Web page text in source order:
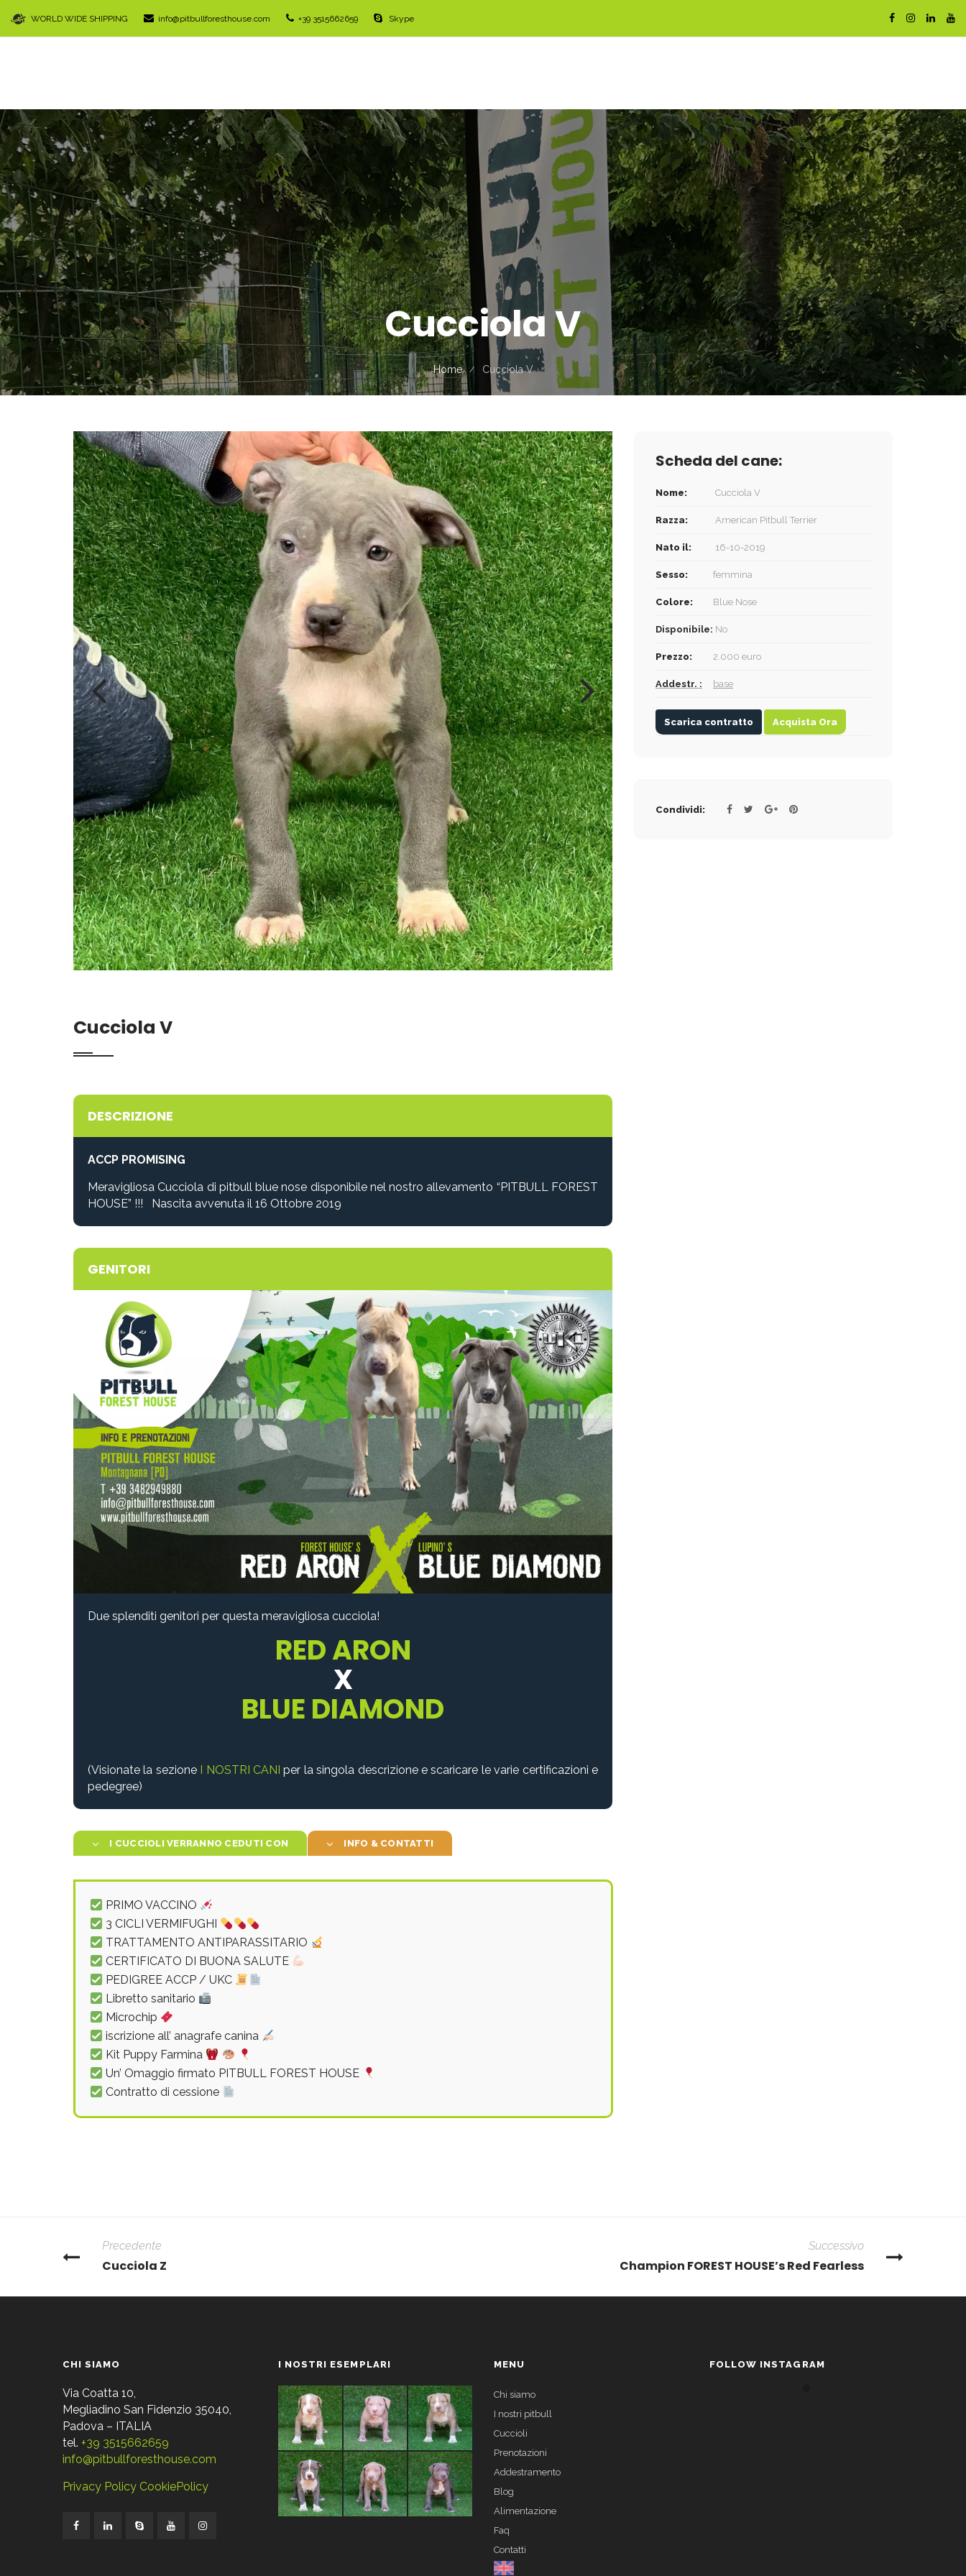
WORLD WIDE SHIPPING info@pitbullforesthouse.com +39 3515662659 Skype
Cucciola V
Home Cucciola V
Scheda del cane:
Nome: Cucciola V
Razza: American Pitbull Terrier
Nato il: 16-10-2019
Sesso: femmina
Colore: Blue Nose
Disponibile: No
Prezzo: 2.000 euro
Addestr. : base
Scarica contratto Acquista Ora
Condividi:
Cucciola V
DESCRIZIONE
ACCP PROMISING
Meravigliosa Cucciola di pitbull blue nose disponibile nel nostro allevamento “PITBULL FOREST
HOUSE” !!! Nascita avvenuta il 16 Ottobre 2019
GENITORI
Due splenditi genitori per questa meravigliosa cucciola!
RED ARON
X
BLUE DIAMOND
(Visionate la sezione I NOSTRI CANI per la singola descrizione e scaricare le varie certificazioni e
pedegree)
I CUCCIOLI VERRANNO CEDUTI CON INFO & CONTATTI
PRIMO VACCINO
3 CICLI VERMIFUGHI
TRATTAMENTO ANTIPARASSITARIO
CERTIFICATO DI BUONA SALUTE
PEDIGREE ACCP / UKC
Libretto sanitario
Microchip
iscrizione all’ anagrafe canina
Kit Puppy Farmina
Un’ Omaggio firmato PITBULL FOREST HOUSE
Contratto di cessione
Precedente
Cucciola Z
Successivo
Champion FOREST HOUSE’s Red Fearless
CHI SIAMO
Via Coatta 10,
Megliadino San Fidenzio 35040,
Padova – ITALIA
tel. +39 3515662659
info@pitbullforesthouse.com
Privacy Policy CookiePolicy
I NOSTRI ESEMPLARI MENU
Chi siamo
I nostri pitbull
Cuccioli
Prenotazioni
Addestramento
Blog
Alimentazione
Faq
Contatti
FOLLOW INSTAGRAM